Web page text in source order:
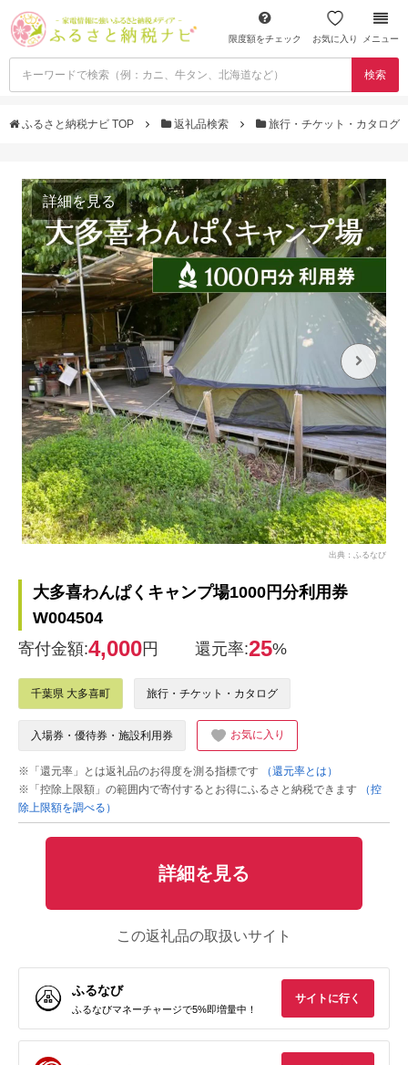
限度額をチェック お気に入り メニュー
検索
ふるさと納税ナビ TOP 返礼品検索 旅行・チケット・カタログ
詳細を見る
出典：ふるなび
大多喜わんぱくキャンプ場1000円分利用券
W004504
寄付金額:4,000円 還元率:25%
千葉県 大多喜町 旅行・チケット・カタログ
入場券・優待券・施設利用券 お気に入り
※「還元率」とは返礼品のお得度を測る指標です
（還元率とは）
※「控除上限額」の範囲内で寄付するとお得にふるさと納税できます
（控
除上限額を調べる）
詳細を見る
この返礼品の取扱いサイト
ふるなび
ふるなびマネーチャージで5%即増量中！
サイトに行く